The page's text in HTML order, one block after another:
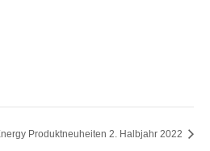
Produktneuheiten 2. Halbjahr 2022